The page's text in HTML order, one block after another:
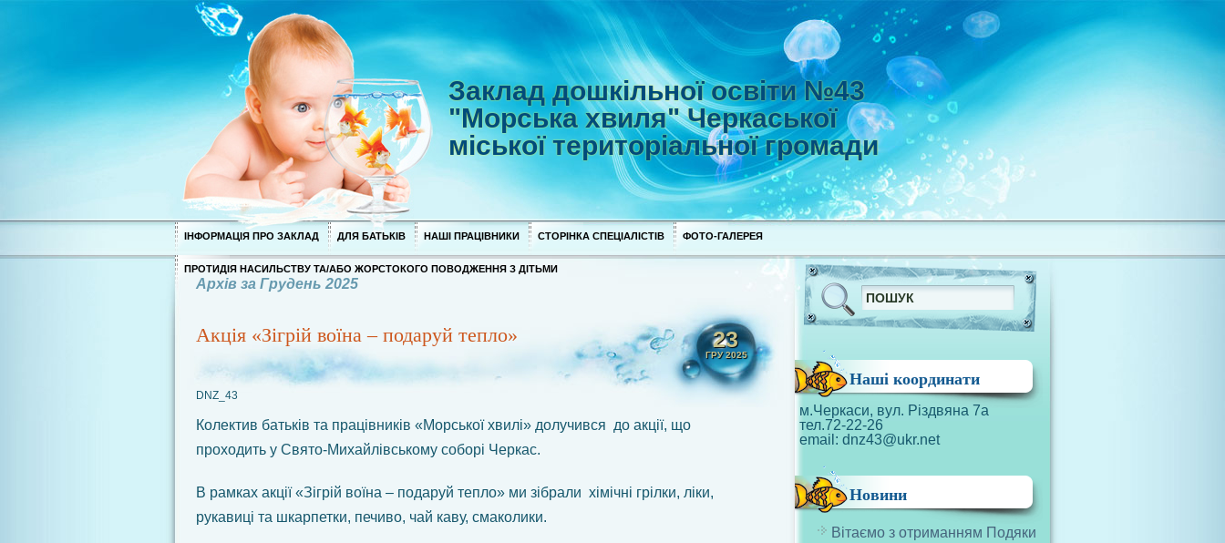
Заклад дошкільної освіти №43
"Морська хвиля" Черкаської
міської територіальної громади
ІНФОРМАЦІЯ ПРО ЗАКЛАД ДЛЯ БАТЬКІВ НАШІ ПРАЦІВНИКИ СТОРІНКА СПЕЦІАЛІСТІВ ФОТО-ГАЛЕРЕЯ
ПРОТИДІЯ НАСИЛЬСТВУ ТА/АБО ЖОРСТОКОГО ПОВОДЖЕННЯ З ДІТЬМИ
Архів за Грудень 2025
Акція «Зігрій воїна – подаруй тепло» 23
ГРУ 2025
DNZ_43
Колектив батьків та працівників «Морської хвилі» долучився до акції, що
проходить у Свято‐Михайлівському соборі Черкас.
В рамках акції «Зігрій воїна – подаруй тепло» ми зібрали хімічні грілки, ліки,
рукавиці та шкарпетки, печиво, чай каву, смаколики.
Наші координати
м.Черкаси, вул. Різдвяна 7а
тел.72-22-26
email: dnz43@ukr.net
Новини
Вітаємо з отриманням Подяки